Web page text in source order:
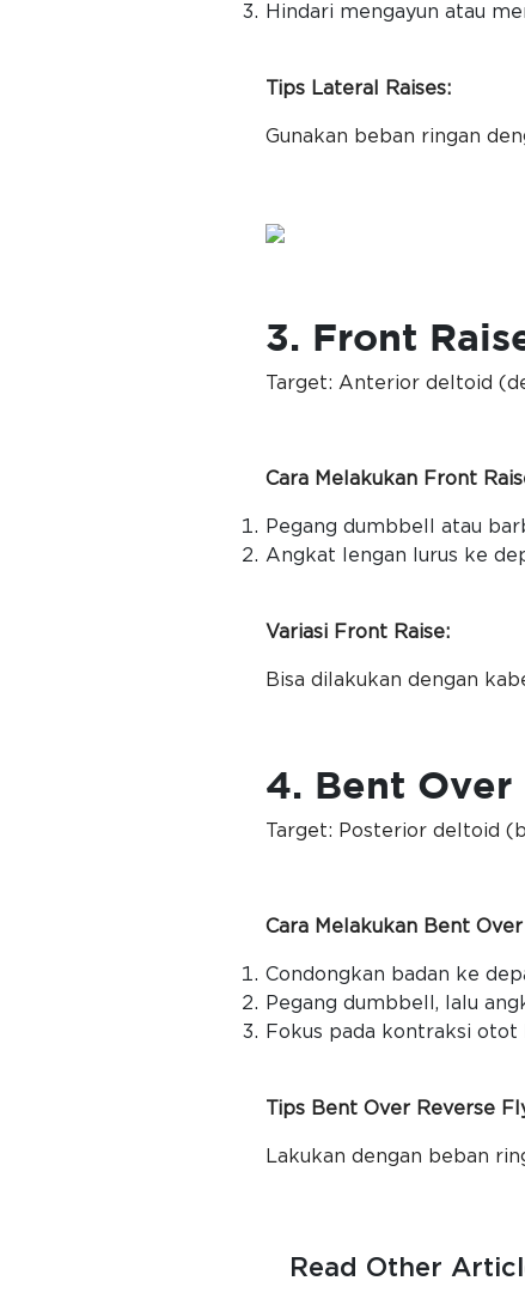
Hindari mengayun atau
Tips Lateral Raises:
Gunakan beban ringan
3. Front
Target: Anterior deltoid
Cara Melakukan Front
Pegang dumbbell atau
Angkat lengan lurus ke
Variasi Front Raise:
Bisa dilakukan dengan
4. Bent Over
Target: Posterior deltoid
Cara Melakukan Bent
Condongkan badan ke
Pegang dumbbell, lalu
Fokus pada kontraksi otot
Tips Bent Over Reverse
Lakukan dengan beban
Read Other